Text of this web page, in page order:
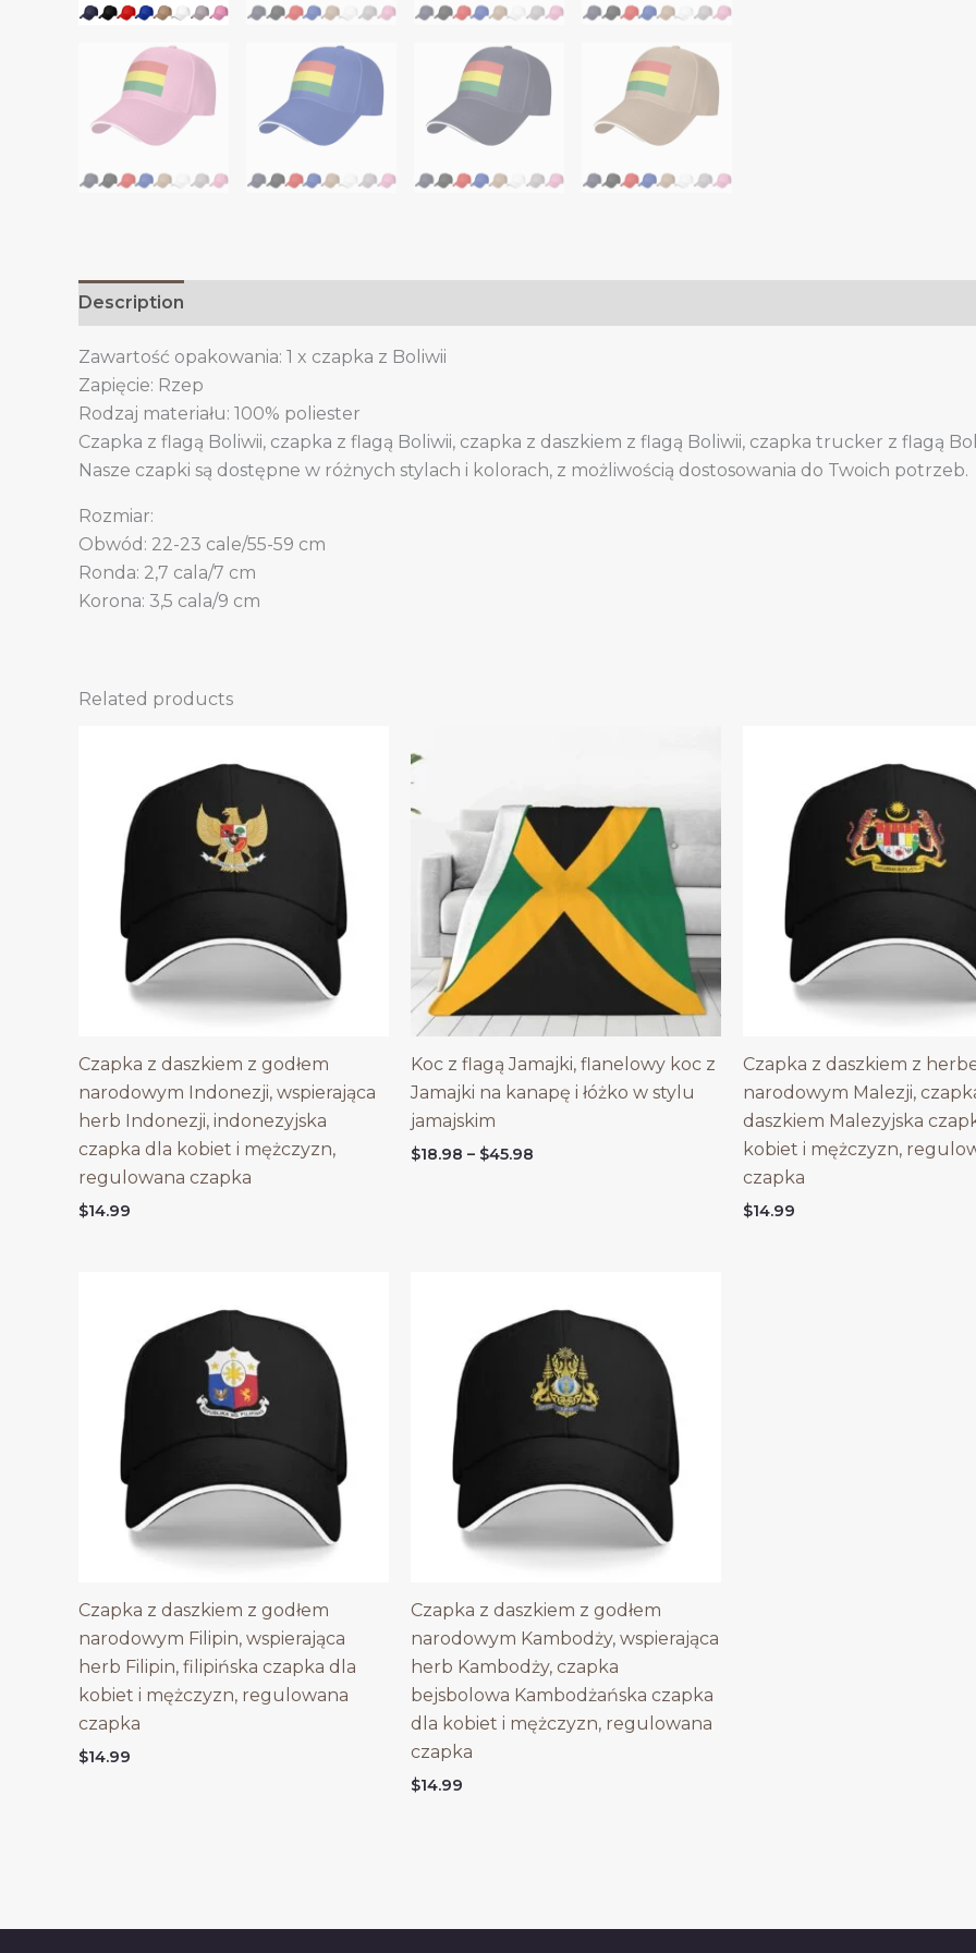
Description
Zawartość opakowania: 1 x czapka z Boliwii
Zapięcie: Rzep
Rodzaj materiału: 100% poliester
Czapka z flagą Boliwii, czapka z flagą Boliwii, czapka z daszkiem z flagą Boliwii, czapka trucker z flagą
Nasze czapki są dostępne w różnych stylach i kolorach, z możliwością dostosowania do Twoich potrzeb.
Rozmiar:
Obwód: 22-23 cale/55-59 cm
Ronda: 2,7 cala/7 cm
Korona: 3,5 cala/9 cm
Related products
Czapka z daszkiem z godłem
narodowym Indonezji, wspierająca
herb Indonezji, indonezyjska
czapka dla kobiet i mężczyzn,
regulowana czapka
$14.99
Koc z flagą Jamajki, flanelowy koc z
Jamajki na kanapę i łóżko w stylu
jamajskim
$18.98 – $45.98
Czapka z daszkiem z
narodowym Malezji,
daszkiem Malezyjska
kobiet i mężczyzn,
czapka
$14.99
Czapka z daszkiem z godłem
narodowym Filipin, wspierająca
herb Filipin, filipińska czapka dla
kobiet i mężczyzn, regulowana
czapka
$14.99
Czapka z daszkiem z godłem
narodowym Kambodży, wspierająca
herb Kambodży, czapka
bejsbolowa Kambodżańska czapka
dla kobiet i mężczyzn, regulowana
czapka
$14.99